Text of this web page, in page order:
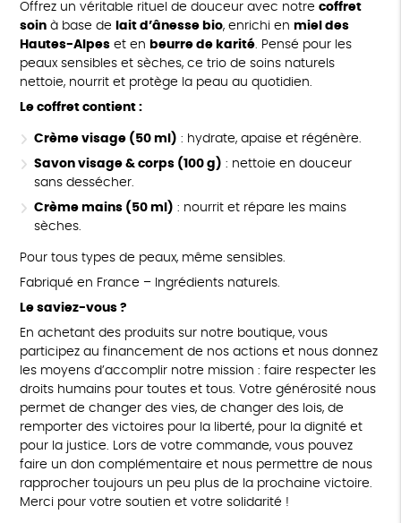
Offrez un véritable rituel de douceur avec notre coffret
soinà base de lait d’ânesse bio, enrichi en miel des
Hautes-Alpeset en beurre de karité. Pensé pour les
peaux sensibles et sèches, ce trio de soins naturels
nettoie, nourrit et protège la peau au quotidien.
Le coffret contient :
Crème visage (50 ml) : hydrate, apaise et régénère.
Savon visage & corps (100 g) : nettoie en douceur
sans dessécher.
Crème mains (50 ml) : nourrit et répare les mains
sèches.
Pour tous types de peaux, même sensibles.
Fabriqué en France – Ingrédients naturels.
Le saviez-vous ?
En achetant des produits sur notre boutique, vous
participez au financement de nos actions et nous donnez
les moyens d’accomplir notre mission : faire respecter les
droits humains pour toutes et tous. Votre générosité nous
permet de changer des vies, de changer des lois, de
remporter des victoires pour la liberté, pour la dignité et
pour la justice. Lors de votre commande, vous pouvez
faire un don complémentaire et nous permettre de nous
rapprocher toujours un peu plus de la prochaine victoire.
Merci pour votre soutien et votre solidarité !